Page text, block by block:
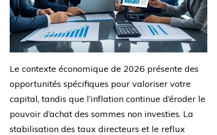
Le contexte économique de 2026 présente des
opportunités spécifiques pour valoriser votre
capital, tandis que l’inflation continue d’éroder le
pouvoir d’achat des sommes non investies. La
stabilisation des taux directeurs et le reflux